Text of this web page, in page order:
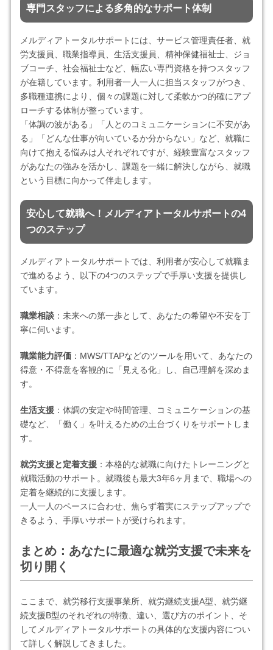
専門スタッフによる多角的なサポート体制
メルディアトータルサポートには、サービス管理責任者、就
労支援員、職業指導員、生活支援員、精神保健福祉士、ジョ
ブコーチ、社会福祉士など、幅広い専門資格を持つスタッフ
が在籍しています。利用者一人一人に担当スタッフがつき、
多職種連携により、個々の課題に対して柔軟かつ的確にアプ
ローチする体制が整っています。
「体調の波がある」「人とのコミュニケーションに不安があ
る」「どんな仕事が向いているか分からない」など、就職に
向けて抱える悩みは人それぞれですが、経験豊富なスタッフ
があなたの強みを活かし、課題を一緒に解決しながら、就職
という目標に向かって伴走します。
安心して就職へ！メルディアトータルサポートの4
つのステップ
メルディアトータルサポートでは、利用者が安心して就職ま
で進めるよう、以下の4つのステップで手厚い支援を提供し
ています。
職業相談：未来への第一歩として、あなたの希望や不安を丁
寧に伺います。
職業能力評価：MWS/TTAPなどのツールを用いて、あなたの
得意・不得意を客観的に「見える化」し、自己理解を深めま
す。
生活支援：体調の安定や時間管理、コミュニケーションの基
礎など、「働く」を叶えるための土台づくりをサポートしま
す。
就労支援と定着支援：本格的な就職に向けたトレーニングと
就職活動のサポート。就職後も最大3年6ヶ月まで、職場への
定着を継続的に支援します。
一人一人のペースに合わせ、焦らず着実にステップアップで
きるよう、手厚いサポートが受けられます。
まとめ：あなたに最適な就労支援で未来を
切り開く
ここまで、就労移行支援事業所、就労継続支援A型、就労継
続支援B型のそれぞれの特徴、違い、選び方のポイント、そ
してメルディアトータルサポートの具体的な支援内容につい
て詳しく解説してきました。